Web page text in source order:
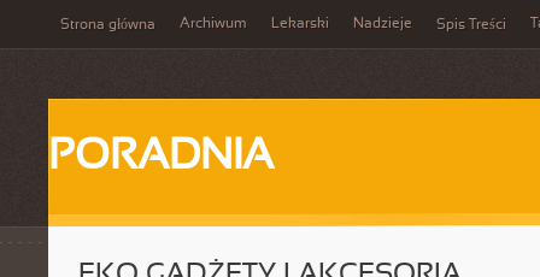
Strona główna Archiwum Lekarski Nadzieje Spis Treści
PORADNIA